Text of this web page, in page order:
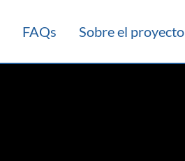
FAQs Sobre el proyecto